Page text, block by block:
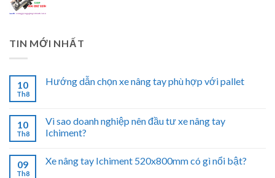
TIN MỚI NHẤT
10
Th8
Hướng dẫn chọn xe nâng tay phù hợp với pallet
10
Th8
Vì sao doanh nghiệp nên đầu tư xe nâng tay
Ichiment?
09
Th8
Xe nâng tay Ichiment 520x800mm có gì nổi bật?